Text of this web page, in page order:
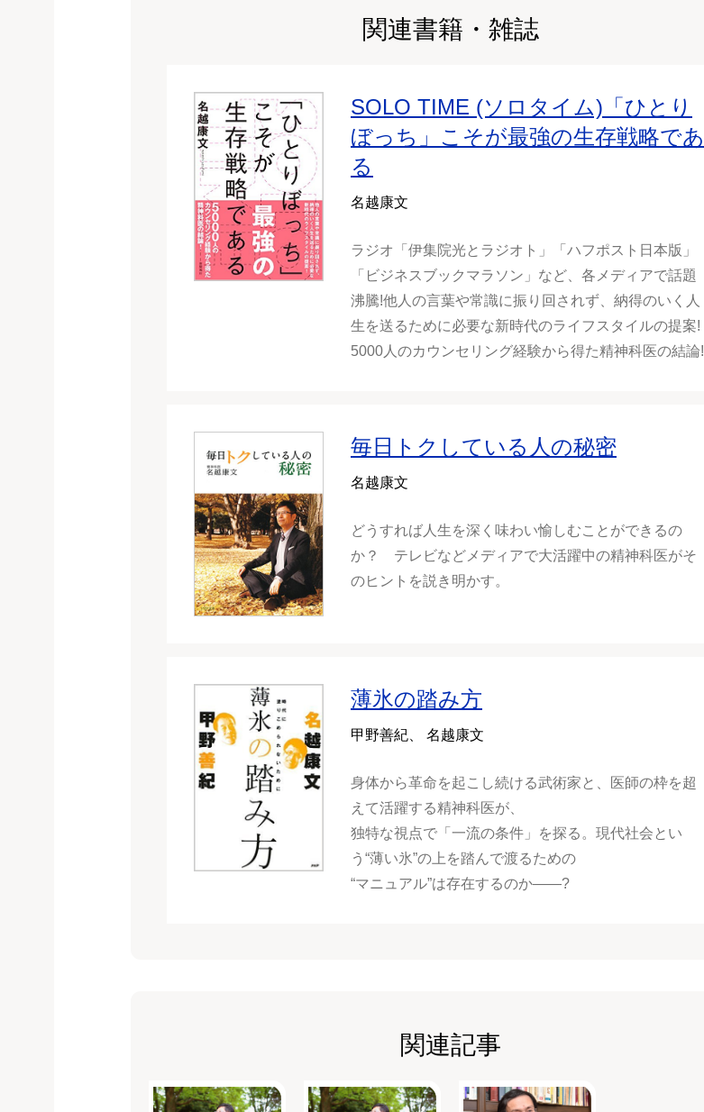
関連書籍・雑誌
SOLO TIME (ソロタイム)「ひとり
ぼっち」こそが最強の生存戦略であ
る
名越康文
ラジオ「伊集院光とラジオト」「ハフポスト日本版」
「ビジネスブックマラソン」など、各メディアで話題
沸騰!他人の言葉や常識に振り回されず、納得のいく人
生を送るために必要な新時代のライフスタイルの提案!
5000人のカウンセリング経験から得た精神科医の結論!
毎日トクしている人の秘密
名越康文
どうすれば人生を深く味わい愉しむことができるの
か？ テレビなどメディアで大活躍中の精神科医がそ
のヒントを説き明かす。
薄氷の踏み方
甲野善紀、 名越康文
身体から革命を起こし続ける武術家と、医師の枠を超
えて活躍する精神科医が、
独特な視点で「一流の条件」を探る。現代社会とい
う“薄い氷”の上を踏んで渡るための
“マニュアル”は存在するのか――?
関連記事